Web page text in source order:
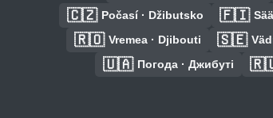
🇨🇿 Počasí · Džibutsko 🇫🇮
🇷🇴 Vremea · Djibouti 🇸🇪
🇺🇦 Погода · Джибуті